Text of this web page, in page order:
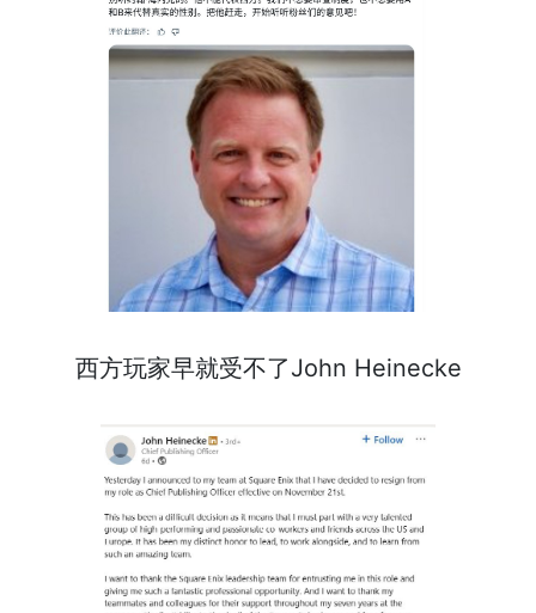
西方玩家早就受不了John Heinecke